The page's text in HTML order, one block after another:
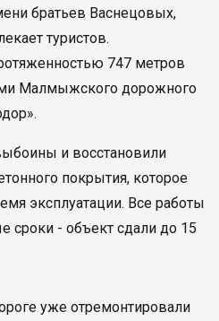
братьев Васнецовых,
туристов.
747 метров
Малмыжского дорожного
и восстановили
покрытия, которое
эксплуатации. Все работы
сроки - объект сдали до 15
уже отремонтировали